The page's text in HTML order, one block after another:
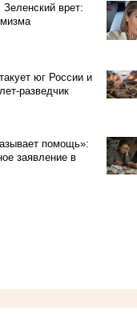
Зеленский врет:
юг России и
разведчик
помощь»:
заявление в